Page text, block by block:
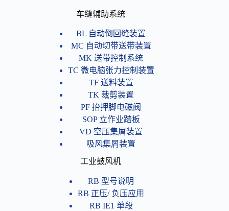
车缝辅助系统
BL 自动倒回缝装置
MC 自动切带送带装置
MK 送带控制系统
TC 微电脑张力控制装置
TF 送料装置
TK 裁剪装置
PF 抬押脚电磁阀
SOP 立作业踏板
VD 空压集屑装置
吸风集屑装置
工业鼓风机
RB 型号说明
RB 正压/ 负压应用
RB IE1 单段